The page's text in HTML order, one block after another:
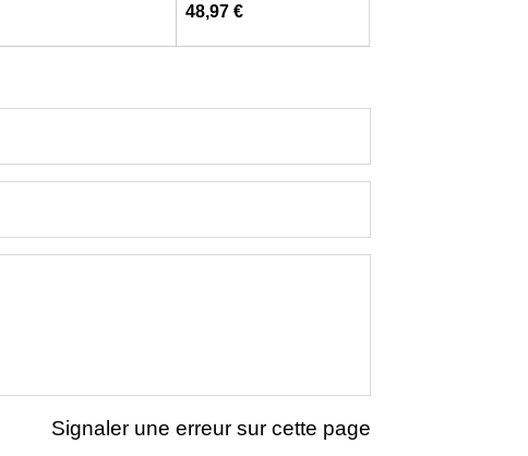
48,97 €
Signaler une erreur sur cette page